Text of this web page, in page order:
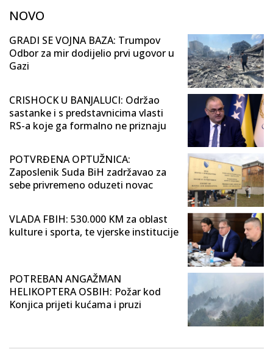
NOVO
GRADI SE VOJNA BAZA: Trumpov
Odbor za mir dodijelio prvi ugovor u
Gazi
CRISHOCK U BANJALUCI: Održao
sastanke i s predstavnicima vlasti
RS-a koje ga formalno ne priznaju
POTVRĐENA OPTUŽNICA:
Zaposlenik Suda BiH zadržavao za
sebe privremeno oduzeti novac
VLADA FBIH: 530.000 KM za oblast
kulture i sporta, te vjerske institucije
POTREBAN ANGAŽMAN
HELIKOPTERA OSBIH: Požar kod
Konjica prijeti kućama i pruzi